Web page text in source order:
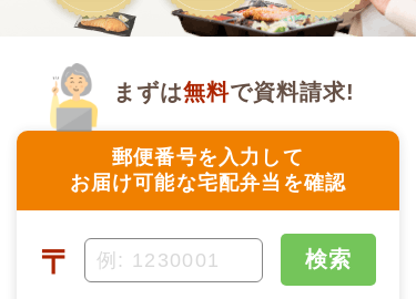
郵便番号を入力して
お届け可能な宅配弁当を確認
まずは無料で資料請求!
〒 検索